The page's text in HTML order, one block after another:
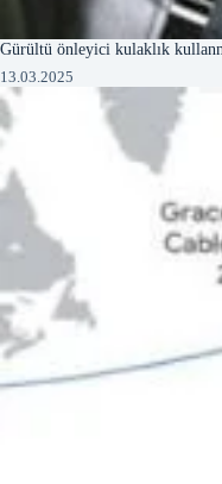
Gürültü önleyici kulaklık
13.03.2025